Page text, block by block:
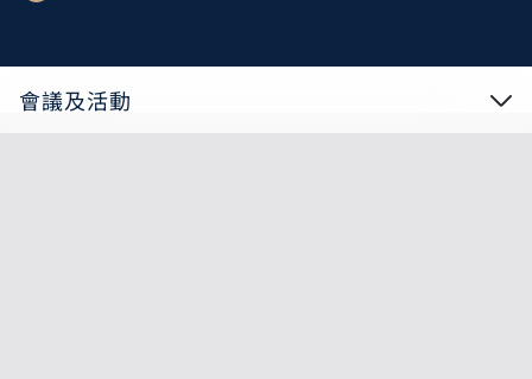
會議及活動